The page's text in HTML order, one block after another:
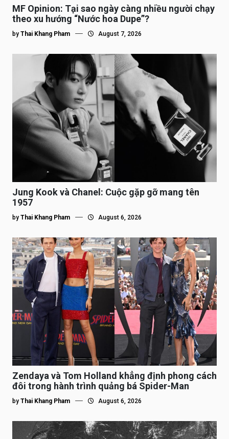
MF Opinion: Tại sao ngày càng nhiều người chạy
theo xu hướng “Nước hoa Dupe”?
by Thai Khang Pham August 7, 2026
Jung Kook và Chanel: Cuộc gặp gỡ mang tên
1957
by Thai Khang Pham August 6, 2026
Zendaya và Tom Holland khẳng định phong cách
đôi trong hành trình quảng bá Spider-Man
by Thai Khang Pham August 6, 2026